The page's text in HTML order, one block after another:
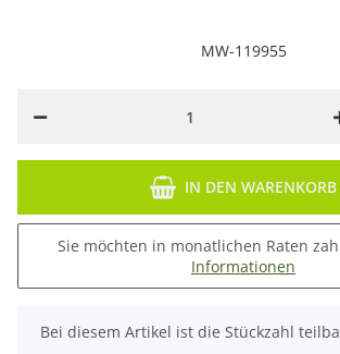
MW-119955
IN DEN WARENKORB
Sie möchten in monatlichen Raten
Informationen
x
Bei diesem Artikel ist die Stückzahl